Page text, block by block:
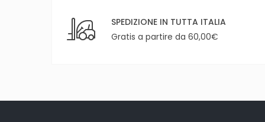
SPEDIZIONE IN TUTTA ITALIA
Gratis a partire da 60,00€